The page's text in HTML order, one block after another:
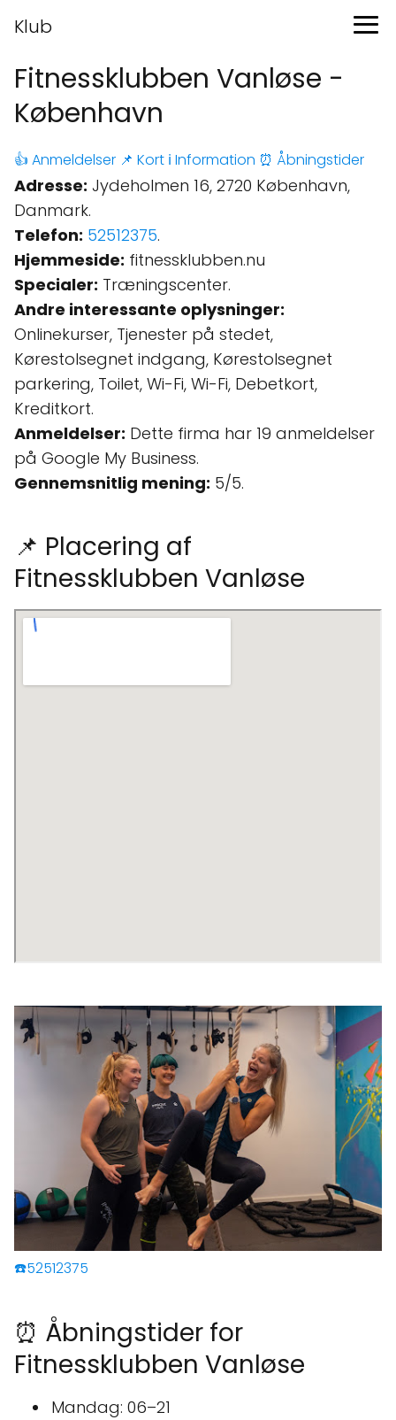
Klub
Fitnessklubben Vanløse -
København
👍 Anmeldelser 📌 Kort ℹ️ Information ⏰ Åbningstider
Adresse: Jydeholmen 16, 2720 København,
Danmark.
Telefon: 52512375.
Hjemmeside: fitnessklubben.nu
Specialer: Træningscenter.
Andre interessante oplysninger:
Onlinekurser, Tjenester på stedet,
Kørestolsegnet indgang, Kørestolsegnet
parkering, Toilet, Wi-Fi, Wi-Fi, Debetkort,
Kreditkort.
Anmeldelser: Dette firma har 19 anmeldelser
på Google My Business.
Gennemsnitlig mening: 5/5.
📌 Placering af
Fitnessklubben Vanløse
☎️52512375
⏰ Åbningstider for
Fitnessklubben Vanløse
Mandag: 06–21